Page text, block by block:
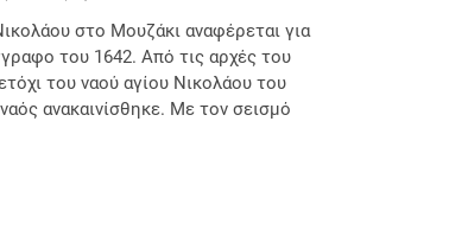
στο Μουζάκι αναφέρεται για
του 1642. Από τις αρχές του
του ναού αγίου Νικολάου του
ανακαινίσθηκε. Με τον σεισμό